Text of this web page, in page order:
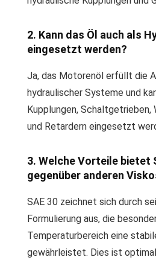
2. Kann das Öl auch als
eingesetzt werden?
Ja, das Motorenöl erfüllt die
hydraulischer Systeme und
Kupplungen, Schaltgetrieben,
und Retardern eingesetzt
3. Welche Vorteile bietet
gegenüber anderen
SAE 30 zeichnet sich durch
Formulierung aus, die
Temperaturbereich eine
gewährleistet. Dies ist